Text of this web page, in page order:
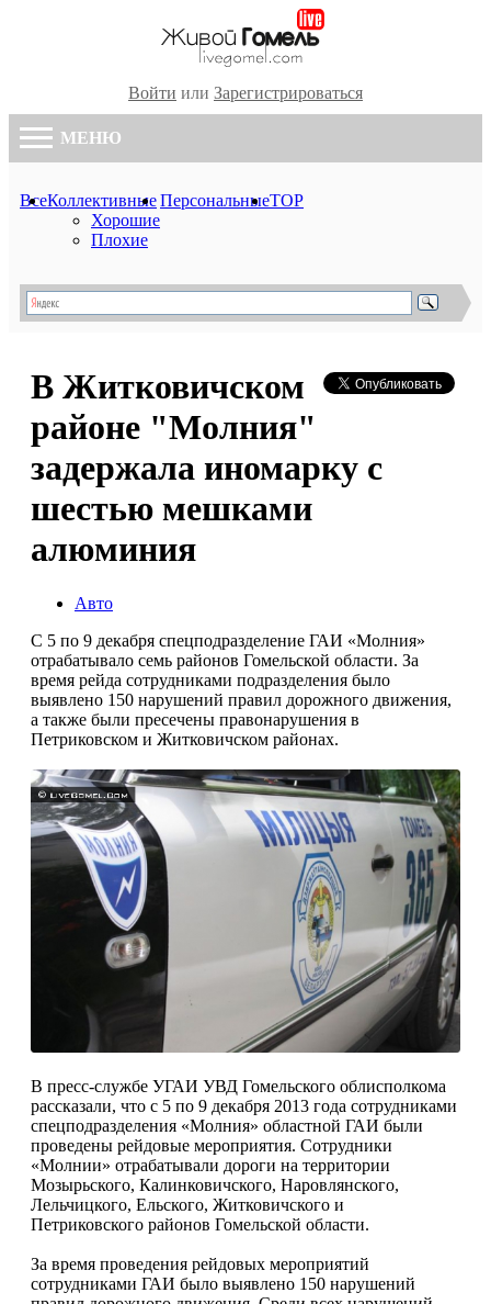
Войти или Зарегистрироваться
МЕНЮ
ВсеКоллективные
Хорошие
Плохие
ПерсональныеTOP
В Житковичском
районе "Молния"
задержала иномарку с
шестью мешками
алюминия
Авто
С 5 по 9 декабря спецподразделение ГАИ «Молния»
отрабатывало семь районов Гомельской области. За
время рейда сотрудниками подразделения было
выявлено 150 нарушений правил дорожного движения,
а также были пресечены правонарушения в
Петриковском и Житковичском районах.
В пресс-службе УГАИ УВД Гомельского облисполкома
рассказали, что с 5 по 9 декабря 2013 года сотрудниками
спецподразделения «Молния» областной ГАИ были
проведены рейдовые мероприятия. Сотрудники
«Молнии» отрабатывали дороги на территории
Мозырьского, Калинковичского, Наровлянского,
Лельчицкого, Ельского, Житковичского и
Петриковского районов Гомельской области.
За время проведения рейдовых мероприятий
сотрудниками ГАИ было выявлено 150 нарушений